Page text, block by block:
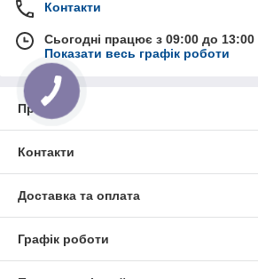
Контакти
Сьогодні працює з 09:00 до 13:00
Показати весь графік роботи
Про нас
Контакти
Доставка та оплата
Графік роботи